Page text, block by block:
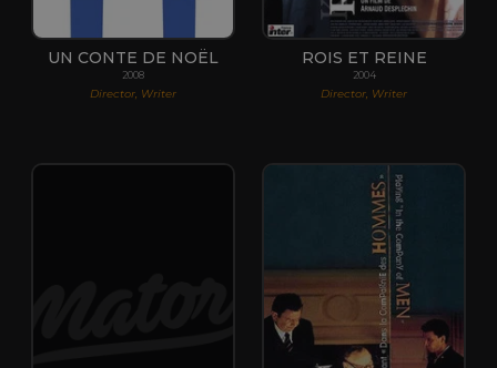
UN CONTE DE NOËL
2008
Director, Writer
ROIS ET REINE
2004
Director, Writer